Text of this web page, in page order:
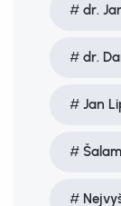
dr.
dr.
Jan